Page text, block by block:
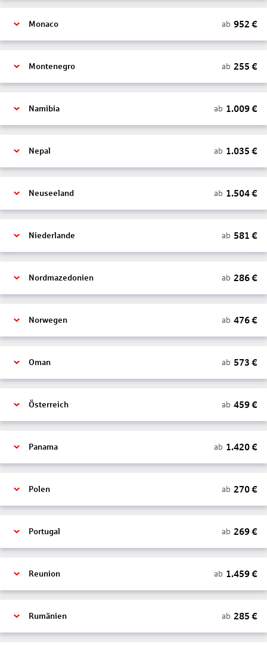
Monaco ab 952 €
Montenegro ab 255 €
Namibia ab 1.009€
Nepal ab 1.035 €
Neuseeland ab 1.504€
Niederlande ab 581 €
Nordmazedonien ab 286€
Norwegen ab 476€
Oman ab 573 €
Österreich ab 459€
Panama ab 1.420€
Polen ab 270€
Portugal ab 269€
Reunion ab 1.459€
Rumänien ab 285 €